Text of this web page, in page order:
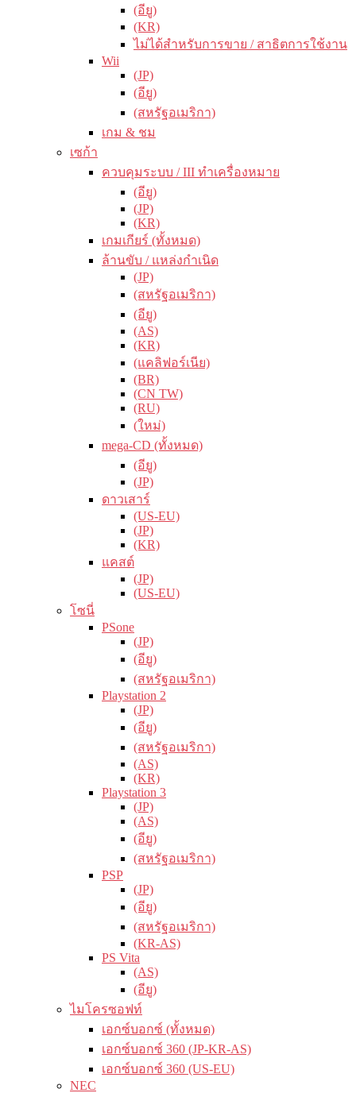
(อียู)
(KR)
ไม่ได้สำหรับการขาย / สาธิตการใช้งาน
Wii
(JP)
(อียู)
(สหรัฐอเมริกา)
เกม & ชม
เซก้า
ควบคุมระบบ / III ทำเครื่องหมาย
(อียู)
(JP)
(KR)
เกมเกียร์ (ทั้งหมด)
ล้านขับ / แหล่งกำเนิด
(JP)
(สหรัฐอเมริกา)
(อียู)
(AS)
(KR)
(แคลิฟอร์เนีย)
(BR)
(CN TW)
(RU)
(ใหม่)
mega-CD (ทั้งหมด)
(อียู)
(JP)
ดาวเสาร์
(US-EU)
(JP)
(KR)
แคสต์
(JP)
(US-EU)
โซนี่
PSone
(JP)
(อียู)
(สหรัฐอเมริกา)
Playstation 2
(JP)
(อียู)
(สหรัฐอเมริกา)
(AS)
(KR)
Playstation 3
(JP)
(AS)
(อียู)
(สหรัฐอเมริกา)
PSP
(JP)
(อียู)
(สหรัฐอเมริกา)
(KR-AS)
PS Vita
(AS)
(อียู)
ไมโครซอฟท์
เอกซ์บอกซ์ (ทั้งหมด)
เอกซ์บอกซ์ 360 (JP-KR-AS)
เอกซ์บอกซ์ 360 (US-EU)
NEC